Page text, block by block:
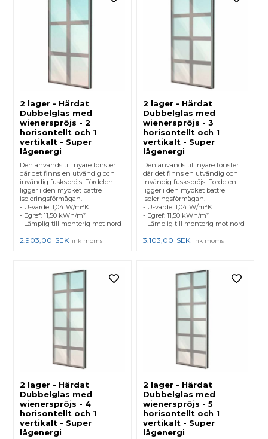
2 lager - Härdat
Dubbelglas med
wienerspröjs - 2
horisontellt och 1
vertikalt - Super
lågenergi
Den används till nyare fönster
där det finns en utvändig och
invändig fuskspröjs. Fördelen
ligger i den mycket bättre
isoleringsförmågan.
- U-värde: 1,04 W/m²K
- Egref: 11,50 kWh/m²
- Lämplig till monterig mot nord
2.903,00 SEK ink moms
2 lager - Härdat
Dubbelglas med
wienerspröjs - 3
horisontellt och 1
vertikalt - Super
lågenergi
Den används till nyare fönster
där det finns en utvändig och
invändig fuskspröjs. Fördelen
ligger i den mycket bättre
isoleringsförmågan.
- U-värde: 1,04 W/m²K
- Egref: 11,50 kWh/m²
- Lämplig till monterig mot nord
3.103,00 SEK ink moms
2 lager - Härdat
Dubbelglas med
wienerspröjs - 4
horisontellt och 1
vertikalt - Super
lågenergi
2 lager - Härdat
Dubbelglas med
wienerspröjs - 5
horisontellt och 1
vertikalt - Super
lågenergi